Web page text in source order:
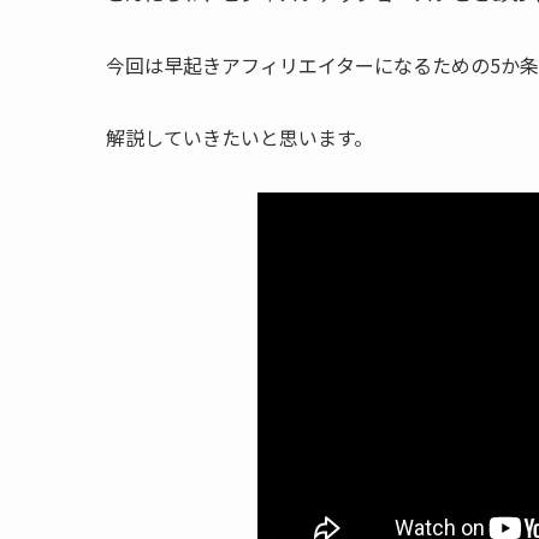
今回は早起きアフィリエイターになるための5か
解説していきたいと思います。